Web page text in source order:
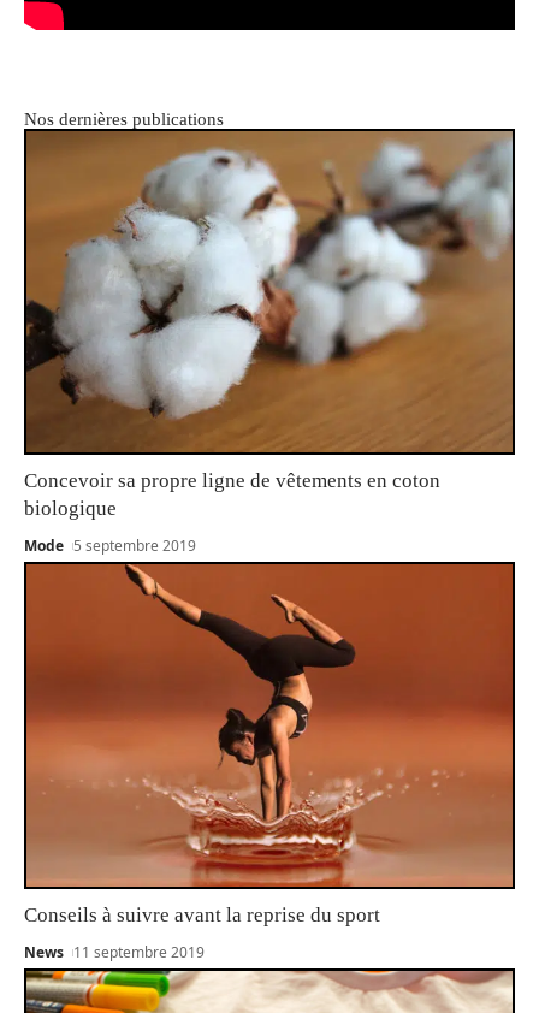
Nos dernières publications
Concevoir sa propre ligne de vêtements en coton
biologique
Mode 5 septembre 2019
Conseils à suivre avant la reprise du sport
News 11 septembre 2019